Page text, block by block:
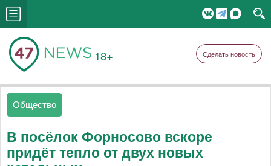
18+ Сделать новость
Общество
В посёлок Форносово вскоре
придёт тепло от двух новых